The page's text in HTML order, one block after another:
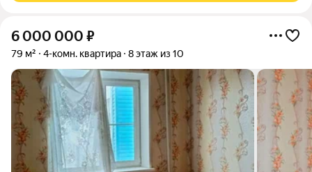
6 000 000 ₽
79 м² 4-комн. квартира 8 этаж из 10